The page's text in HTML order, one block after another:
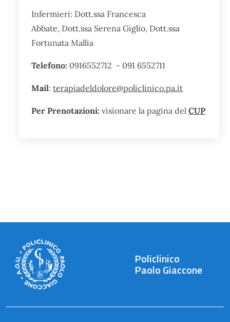
Infermieri: Dott.ssa Francesca
Abbate, Dott.ssa Serena Giglio, Dott.ssa
Fortunata Mallia
Telefono: 0916552712 - 091 6552711
Mail: terapiadeldolore@policlinico.pa.it
Per Prenotazioni: visionare la pagina del CUP
Policlinico
Paolo Giaccone